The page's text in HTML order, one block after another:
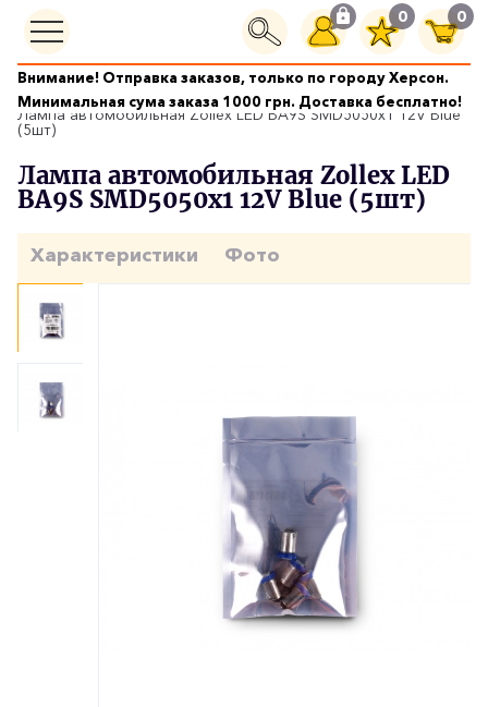
0 0
Внимание! Отправка заказов, только по городу Херсон.
Минимальная сума заказа 1000 грн. Доставка бесплатно!
Автолампы
Лампа автомобильная Zollex LED BA9S SMD5050x1 12V Blue
(5шт)
Лампа автомобильная Zollex LED
BA9S SMD5050x1 12V Blue (5шт)
Характеристики Фото